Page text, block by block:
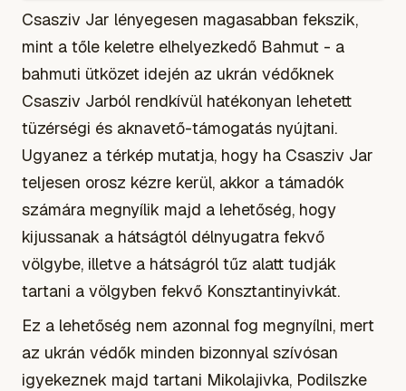
Csasziv Jar lényegesen magasabban fekszik,
mint a tőle keletre elhelyezkedő Bahmut - a
bahmuti ütközet idején az ukrán védőknek
Csasziv Jarból rendkívül hatékonyan lehetett
tüzérségi és aknavető-támogatás nyújtani.
Ugyanez a térkép mutatja, hogy ha Csasziv Jar
teljesen orosz kézre kerül, akkor a támadók
számára megnyílik majd a lehetőség, hogy
kijussanak a hátságtól délnyugatra fekvő
völgybe, illetve a hátságról tűz alatt tudják
tartani a völgyben fekvő Konsztantinyivkát.
Ez a lehetőség nem azonnal fog megnyílni, mert
az ukrán védők minden bizonnyal szívósan
igyekeznek majd tartani Mikolajivka, Podilszke